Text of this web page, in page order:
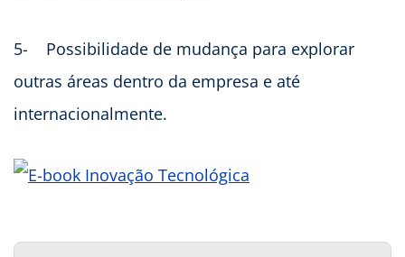
5- Possibilidade de mudança para explorar
outras áreas dentro da empresa e até
internacionalmente.